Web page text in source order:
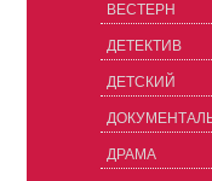
ВЕСТЕРН
ДЕТЕКТИВ
ДЕТСКИЙ
ДРАМА